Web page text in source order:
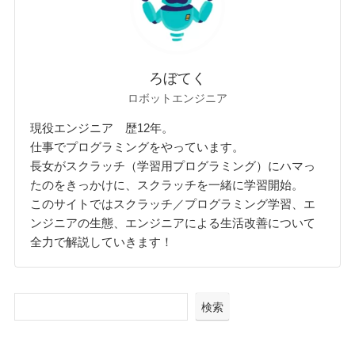
ろぼてく
ロボットエンジニア
現役エンジニア 歴12年。
仕事でプログラミングをやっています。
長女がスクラッチ（学習用プログラミング）にハマっ
たのをきっかけに、スクラッチを一緒に学習開始。
このサイトではスクラッチ／プログラミング学習、エ
ンジニアの生態、エンジニアによる生活改善について
全力で解説していきます！
検索